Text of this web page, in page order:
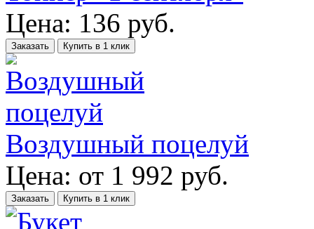
Цена: 136 руб.
Заказать Купить в 1 клик
Воздушный поцелуй
Цена: от 1 992 руб.
Заказать Купить в 1 клик